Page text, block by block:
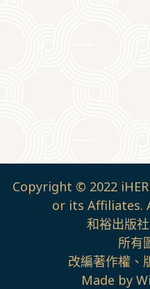
Copyright © 2022
or its Affiliates.
和裕出版
所有
改編著作權、
Made by